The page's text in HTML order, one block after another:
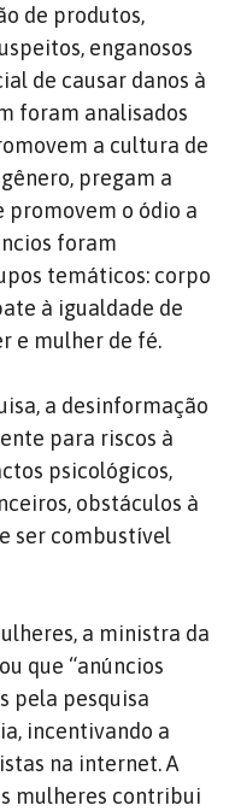
de produtos,
enganosos
de causar danos à
foram analisados
a cultura de
pregam a
promovem o ódio a
foram
temáticos: corpo
à igualdade de
e mulher de fé.
a desinformação
para riscos à
psicológicos,
obstáculos à
ser combustível
a ministra da
que “anúncios
pela pesquisa
incentivando a
na internet. A
mulheres contribui